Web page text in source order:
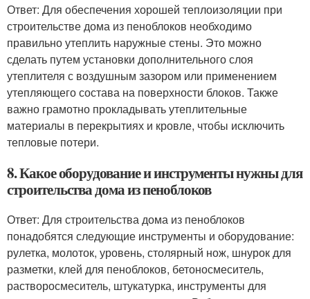
Ответ: Для обеспечения хорошей теплоизоляции при
строительстве дома из пеноблоков необходимо
правильно утеплить наружные стены. Это можно
сделать путем установки дополнительного слоя
утеплителя с воздушным зазором или применением
утепляющего состава на поверхности блоков. Также
важно грамотно прокладывать утеплительные
материалы в перекрытиях и кровле, чтобы исключить
тепловые потери.
8. Какое оборудование и инструменты нужны для
строительства дома из пеноблоков
Ответ: Для строительства дома из пеноблоков
понадобятся следующие инструменты и оборудование:
рулетка, молоток, уровень, столярный нож, шнурок для
разметки, клей для пеноблоков, бетоносмеситель,
растворосмеситель, штукатурка, инструменты для